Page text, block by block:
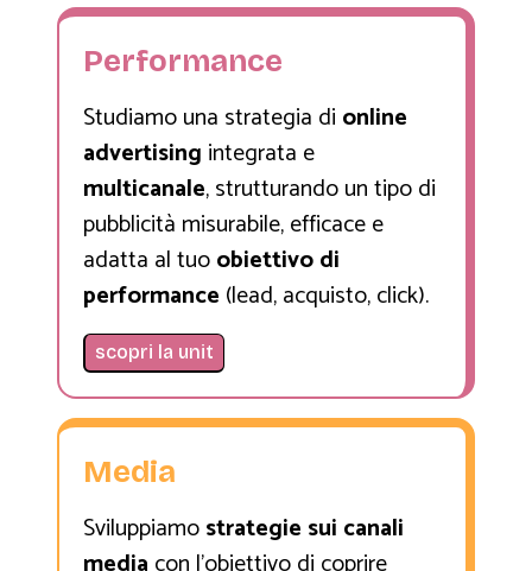
Performance
Studiamo una strategia di online
advertising integrata e
multicanale, strutturando un tipo di
pubblicità misurabile, efficace e
adatta al tuoobiettivo di
performance (lead, acquisto, click).
scopri la unit
Media
Sviluppiamostrategie sui canali